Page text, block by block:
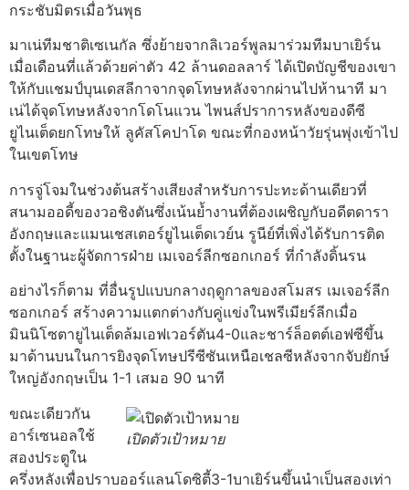
กระชับมิตรเมื่อวันพุธ
มาเน่ทีมชาติเซเนกัล ซึ่งย้ายจากลิเวอร์พูลมาร่วมทีมบาเยิร์น
เมื่อเดือนที่แล้วด้วยค่าตัว 42 ล้านดอลลาร์ ได้เปิดบัญชีของเขา
ให้กับแชมป์บุนเดสลีกาจากจุดโทษหลังจากผ่านไปห้านาที มา
เน่ได้จุดโทษหลังจากโดโนแวน ไพนส์ปราการหลังของดีซี
ยูไนเต็ดยกโทษให้ ลูคัสโคปาโด ขณะที่กองหน้าวัยรุ่นพุ่งเข้าไป
ในเขตโทษ
การจู่โจมในช่วงต้นสร้างเสียงสำหรับการปะทะด้านเดียวที่
สนามออดี้ของวอชิงตันซึ่งเน้นย้ำงานที่ต้องเผชิญกับอดีตดารา
อังกฤษและแมนเชสเตอร์ยูไนเต็ดเวย์น รูนีย์ที่เพิ่งได้รับการติด
ตั้งในฐานะผู้จัดการฝ่าย เมเจอร์ลีกซอกเกอร์ ที่กำลังดิ้นรน
อย่างไรก็ตาม ที่อื่นรูปแบบกลางฤดูกาลของสโมสร เมเจอร์ลีก
ซอกเกอร์ สร้างความแตกต่างกับคู่แข่งในพรีเมียร์ลีกเมื่อ
มินนิโซตายูไนเต็ดล้มเอฟเวอร์ตัน4-0และชาร์ล็อตต์เอฟซีขึ้น
มาด้านบนในการยิงจุดโทษปรีซีซันเหนือเชลซีหลังจากจับยักษ์
ใหญ่อังกฤษเป็น 1-1 เสมอ 90 นาที
เปิดตัวเป้าหมาย
ขณะเดียวกัน
อาร์เซนอลใช้
สองประตูใน
ครึ่งหลังเพื่อปราบออร์แลนโดซิตี้3-1บาเยิร์นขึ้นนำเป็นสองเท่า